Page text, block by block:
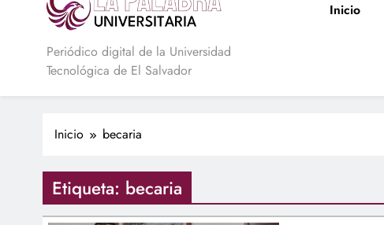
La Palabra Universitaria
Periódico digital de la Universidad
Tecnológica de El Salvador
Inicio
Inicio becaria
Etiqueta: becaria